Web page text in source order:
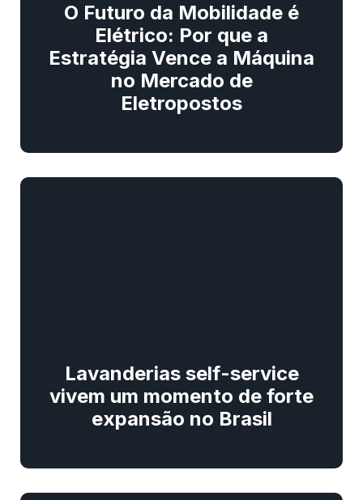
O Futuro da Mobilidade é
Elétrico: Por que a
Estratégia Vence a Máquina
no Mercado de
Eletropostos
Lavanderias self-service
vivem um momento de forte
expansão no Brasil